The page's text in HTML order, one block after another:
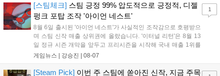
기억을 되찾기라도 한 듯 1,...
[스팀체크] 스팀 긍정 99% 압도적으로 긍정적, 디젤
펑크 포탑 조작 '아이언 네스트'
8월 6일 출시된 '아이언 네스트'가 사실적인 조작감으로 호평받으
며 스팀 신작 매출 상위권에 올랐습니다. '이터널 리턴'은 8월 13
일 정규 시즌 개막을 앞두고 프리시즌을 시작해 국내 매출 1위를
기록했습니다. 25주년을 맞은 '고스트 리콘' 시리즈는 8월 6일 쇼
'마블 투혼: 파이팅 소울즈'와 레트로 수리 시뮬레이션 '리스토
게임뉴스 | 강승진 08-07
1
[Steam Pick] 이번 주 스팀에 쏟아진 신작, 지금 주목